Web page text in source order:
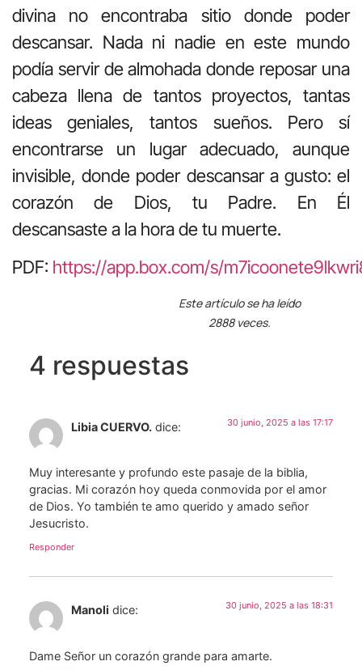
divina no encontraba sitio donde poder
descansar. Nada ni nadie en este mundo
podía servir de almohada donde reposar una
cabeza llena de tantos proyectos, tantas
ideas geniales, tantos sueños. Pero sí
encontrarse un lugar adecuado, aunque
invisible, donde poder descansar a gusto: el
corazón de Dios, tu Padre. En Él
descansaste a la hora de tu muerte.
PDF: https://app.box.com/s/
Este artículo se ha leído
2888 veces.
4 respuestas
Libia CUERVO. dice: 30 junio, 2025 a las 17:17
Muy interesante y profundo este pasaje de la biblia,
gracias. Mi corazón hoy queda conmovida por el amor
de Dios. Yo también te amo querido y amado señor
Jesucristo.
Responder
Manoli dice: 30 junio, 2025 a las 18:31
Dame Señor un corazón grande para amarte.